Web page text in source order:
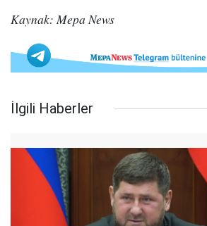
Kaynak: Mepa News
İlgili Haberler